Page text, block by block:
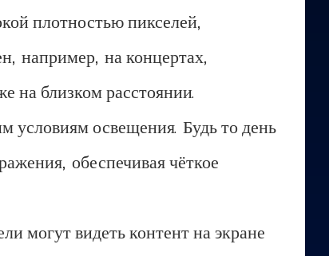
плотностью пикселей,
например, на концертах,
на близком расстоянии.
условиям освещения. Будь то день
обеспечивая чёткое
могут видеть контент на экране